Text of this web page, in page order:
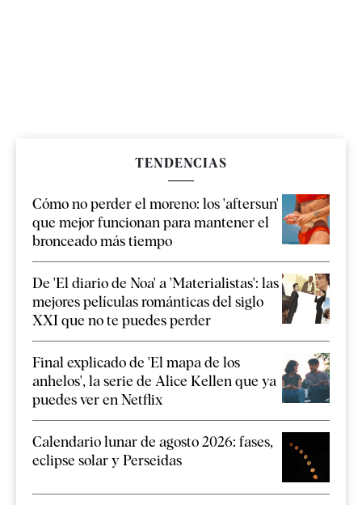
TENDENCIAS
Cómo no perder el moreno: los 'aftersun'
que mejor funcionan para mantener el
bronceado más tiempo
De 'El diario de Noa' a 'Materialistas': las
mejores películas románticas del siglo
XXI que no te puedes perder
Final explicado de 'El mapa de los
anhelos', la serie de Alice Kellen que ya
puedes ver en Netflix
Calendario lunar de agosto 2026: fases,
eclipse solar y Perseidas